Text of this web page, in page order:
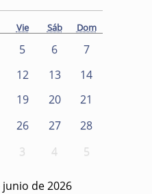
Vie Sáb Dom
5 6
7
12 13
14
19 20
21
26 27
28
3 4 5
de 2026